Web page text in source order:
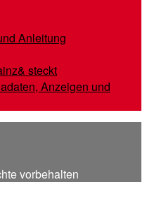
Anleitung
steckt
Anzeigen und
vorbehalten